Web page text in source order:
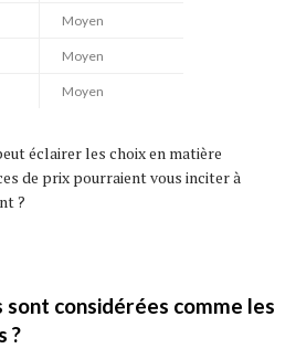
Moyen
Moyen
Moyen
éclairer les choix en matière
de prix pourraient vous inciter à
?
considérées comme les
?